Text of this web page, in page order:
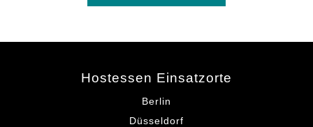
Hostessen Einsatzorte
Berlin
Düsseldorf